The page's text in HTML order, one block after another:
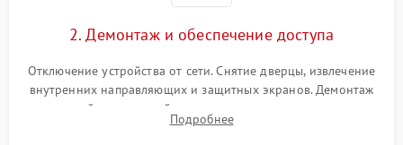
2. Демонтаж и обеспечение доступа
Отключение устройства от сети. Снятие дверцы, извлечение
внутренних направляющих и защитных экранов. Демонтаж
задней или верхней панели для прямого доступа к
нагревательным элементам, плате и вентиляторам.
Подробнее